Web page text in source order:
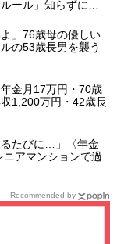
ール」知らずにそ
は？」
」76歳母の優しい
の53歳長男を襲う
金月17万円・70歳
1,200万円・42歳長
るたびに…」〈年金
ニアマンションで過
Recommended by